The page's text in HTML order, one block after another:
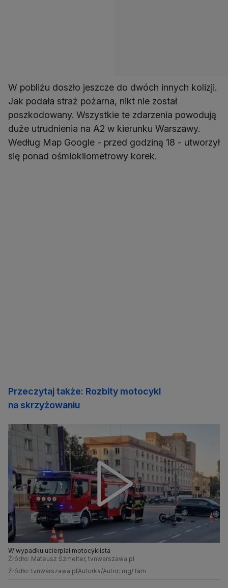
W pobliżu doszło jeszcze do dwóch innych kolizji.
Jak podała straż pożarna, nikt nie został
poszkodowany. Wszystkie te zdarzenia powodują
duże utrudnienia na A2 w kierunku Warszawy.
Według Map Google - przed godziną 18 - utworzył
się ponad ośmiokilometrowy korek.
Przeczytaj także: Rozbity motocykl
na skrzyżowaniu
W wypadku ucierpiał motocyklista
Źródło: Mateusz Szmelter, tvnwarszawa.pl
Źródło: tvnwarszawa.plAutorka/Autor: mg/ tam